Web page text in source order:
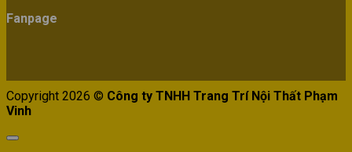
Fanpage
Copyright 2026 © Công ty TNHH Trang Trí Nội Thất Phạm
Vinh